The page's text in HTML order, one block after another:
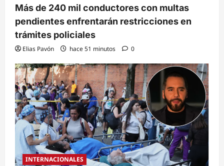
Más de 240 mil conductores con multas
pendientes enfrentarán restricciones en
trámites policiales
Elias Pavón hace 51 minutos 0
INTERNACIONALES